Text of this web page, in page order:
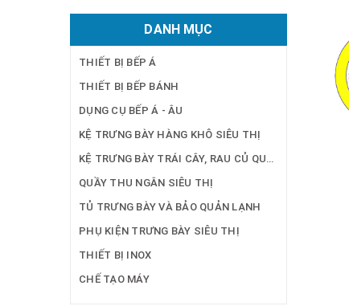
DANH MỤC
THIẾT BỊ BẾP Á
THIẾT BỊ BẾP BÁNH
DỤNG CỤ BẾP Á - ÂU
KỆ TRƯNG BÀY HÀNG KHÔ SIÊU THỊ
QUẦY THU NGÂN SIÊU THỊ
TỦ TRƯNG BÀY VÀ BẢO QUẢN LẠNH
PHỤ KIỆN TRƯNG BÀY SIÊU THỊ
THIẾT BỊ INOX
CHẾ TẠO MÁY